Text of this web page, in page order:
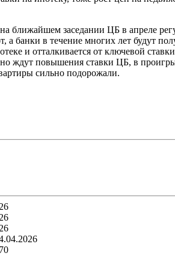
ближайшем заседании ЦБ в апреле
банки в течение многих лет будут
и отталкивается от ключевой
ждут повышения ставки ЦБ, в
сильно подорожали.